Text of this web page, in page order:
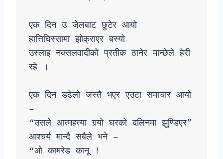
एक दिन उ जेलबाट छुटेर आयो
हात्तिघिस्सामा झोक्राएर बस्यो
उस्लाइ नक्सलवादीको प्रतीक ठानेर मान्छेले हेरी
रहे ।
एक दिन डढेलो जस्तै भएर एउटा समाचार आयो
–
“उसले आत्महत्या गर्‍यो घरको दलिनमा झुण्डिएर”
आश्चर्य मान्दै सबैले भने –
“ओ कामरेड कानू !